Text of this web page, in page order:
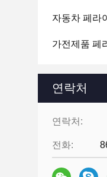
자동차 페라
가전제품 페
연락처
연락처:
전화: